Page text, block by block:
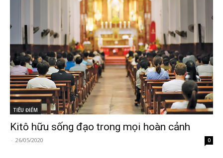
TIÊU ĐIỂM
Kitô hữu sống đạo trong mọi hoàn cảnh
- 26/05/2020 0